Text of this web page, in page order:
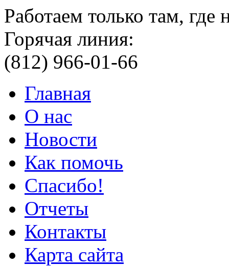
Работаем только там,
Горячая линия:
(812) 966-01-66
Главная
О нас
Новости
Как помочь
Спасибо!
Отчеты
Контакты
Карта сайта